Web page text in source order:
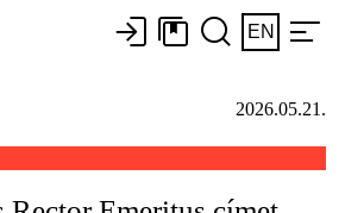
EN
2026.05.21.